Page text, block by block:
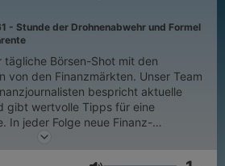
- Stunde der Drohnenabwehr und Formel
tägliche Börsen-Shot mit den
von den Finanzmärkten. Unser Team
bespricht aktuelle
gibt wertvolle Tipps für eine
In jeder Folge neue Finanz-
Informationen rund um die Börse